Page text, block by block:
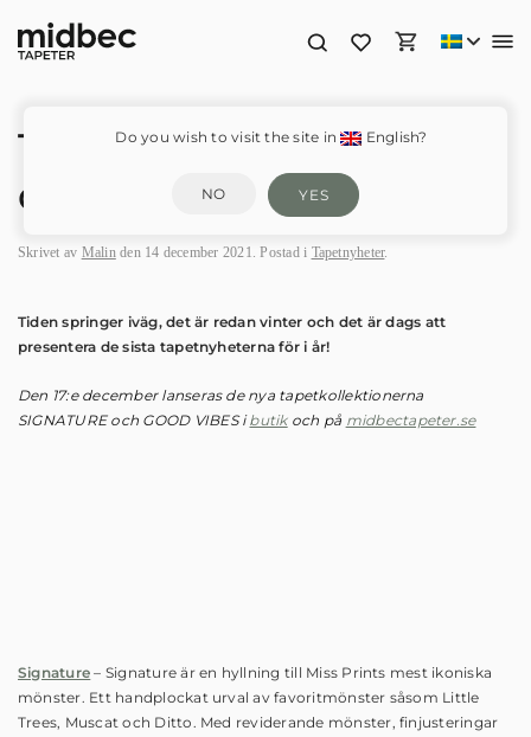
Tapetnyheter
december – 2021
Skrivet av Malinden 14 december 2021. Postad i Tapetnyheter.
Tiden springer iväg, det är redan vinter och det är dags att
presentera de sista tapetnyheterna för i år!
Den 17:e december lanseras de nya tapetkollektionerna
SIGNATURE och GOOD VIBES ibutikoch på midbectapeter.se
Signature – Signature är en hyllning till Miss Prints mest ikoniska
mönster. Ett handplockat urval av favoritmönster såsom Little
Trees, Muscat och Ditto. Med reviderande mönster, finjusteringar
Do you wish to visit the site in English?
NO YES